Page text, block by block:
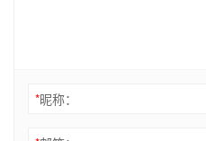
*昵称：